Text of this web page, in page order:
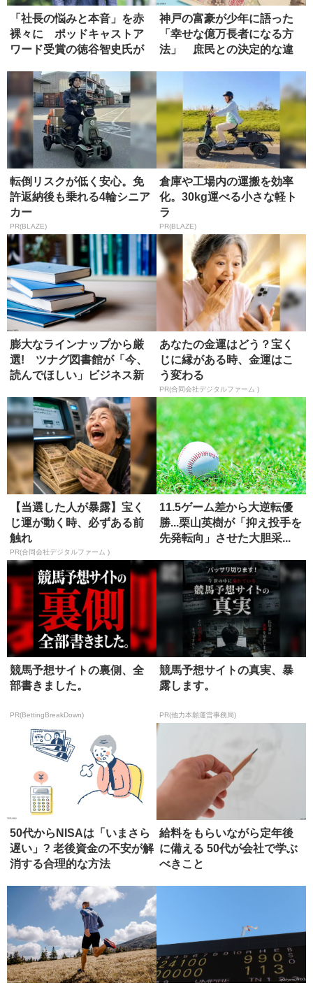
「社長の悩みと本音」を赤
裸々に ポッドキャストア
ワード受賞の徳谷智史氏が
神戸の富豪が少年に語った
「幸せな億万長者になる方
法」 庶民との決定的な違
転倒リスクが低く安心。免
許返納後も乗れる4輪シニア
カー
PR(BLAZE)
倉庫や工場内の運搬を効率
化。30kg運べる小さな軽ト
ラ
PR(BLAZE)
膨大なラインナップから厳
選! ツナグ図書館が「今、
読んでほしい」ビジネス新
あなたの金運はどう？宝く
じに縁がある時、金運はこ
う変わる
PR(合同会社デジタルファーム )
【当選した人が暴露】宝く
じ運が動く時、必ずある前
触れ
PR(合同会社デジタルファーム )
11.5ゲーム差から大逆転優
勝...栗山英樹が「抑え投手を
先発転向」させた大胆采...
競馬予想サイトの裏側、全
部書きました。
PR(BettingBreakDown)
競馬予想サイトの真実、暴
露します。
PR(他力本願運営事務局)
50代からNISAは「いまさら
遅い」? 老後資金の不安が解
消する合理的な方法
給料をもらいながら定年後
に備える 50代が会社で学ぶ
べきこと